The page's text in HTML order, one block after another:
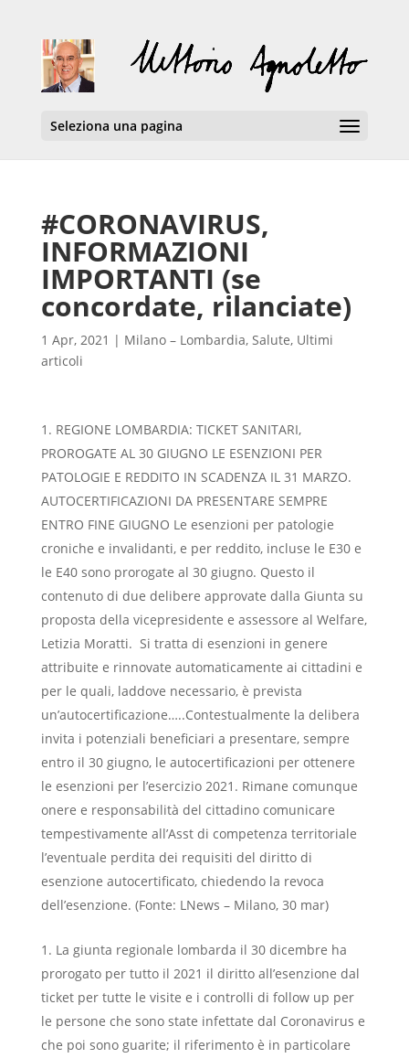
Seleziona una pagina
#CORONAVIRUS,
INFORMAZIONI
IMPORTANTI (se
concordate, rilanciate)
1 Apr, 2021 | Milano – Lombardia, Salute, Ultimi
articoli
REGIONE LOMBARDIA: TICKET SANITARI,
PROROGATE AL 30 GIUGNO LE ESENZIONI PER
PATOLOGIE E REDDITO IN SCADENZA IL 31 MARZO.
AUTOCERTIFICAZIONI DA PRESENTARE SEMPRE
ENTRO FINE GIUGNO Le esenzioni per patologie
croniche e invalidanti, e per reddito, incluse le E30 e
le E40 sono prorogate al 30 giugno. Questo il
contenuto di due delibere approvate dalla Giunta su
proposta della vicepresidente e assessore al Welfare,
Letizia Moratti. Si tratta di esenzioni in genere
attribuite e rinnovate automaticamente ai cittadini e
per le quali, laddove necessario, è prevista
un’autocertificazione…..Contestualmente la delibera
invita i potenziali beneficiari a presentare, sempre
entro il 30 giugno, le autocertificazioni per ottenere
le esenzioni per l’esercizio 2021. Rimane comunque
onere e responsabilità del cittadino comunicare
tempestivamente all’Asst di competenza territoriale
l’eventuale perdita dei requisiti del diritto di
esenzione autocertificato, chiedendo la revoca
dell’esenzione. (Fonte: LNews – Milano, 30 mar)
La giunta regionale lombarda il 30 dicembre ha
prorogato per tutto il 2021 il diritto all’esenzione dal
ticket per tutte le visite e i controlli di follow up per
le persone che sono state infettate dal Coronavirus e
che poi sono guarite; il riferimento è in particolare